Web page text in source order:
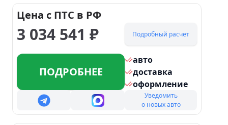
Цена с ПТС в РФ
3 034 541 ₽ Подробный расчет
ПОДРОБНЕЕ
авто
доставка
оформление
Уведомить
о новых авто